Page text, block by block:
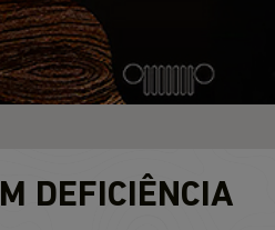
DEFICIÊNCIA